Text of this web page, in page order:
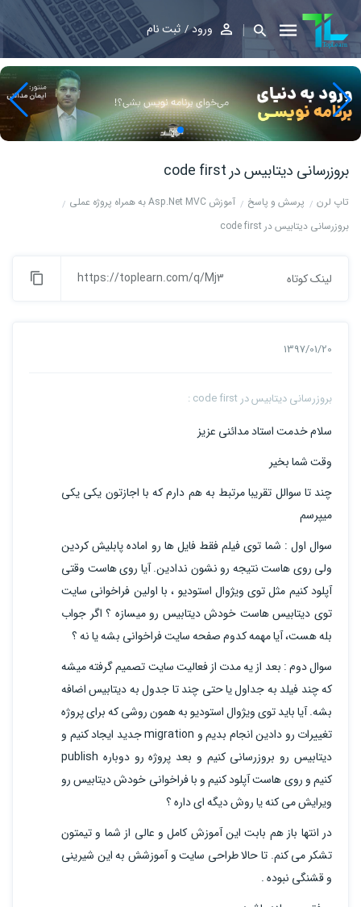
ورود ثبت نام
بروزرسانی دیتابیس در code first
تاپ لرن پرسش و پاسخ
آموزش Asp.Net MVC به همراه پروژه عملی
بروزرسانی دیتابیس در code first
لینک کوتاه https://toplearn.com/q/Mj3
1397/01/20
بروزرسانی دیتابیس در code first :
سلام خدمت استاد مدائنی عزیز
وقت شما بخیر
چند تا سوالل تقریبا مرتبط به هم دارم که با اجازتون یکی یکی
میپرسم
سوال اول : شما توی فیلم فقط فایل ها رو اماده پابلیش کردین
ولی روی هاست نتیجه رو نشون ندادین. آیا روی هاست وقتی
آپلود کنیم مثل توی ویژوال استودیو ، با اولین فراخوانی سایت
توی دیتابیس هاست خودش دیتابیس رو میسازه ؟ اگر جواب
بله هست، آیا مهمه کدوم صفحه سایت فراخوانی بشه یا نه ؟
سوال دوم : بعد از یه مدت از فعالیت سایت تصمیم گرفته میشه
که چند فیلد به جداول یا حتی چند تا جدول به دیتابیس اضافه
بشه. آیا باید توی ویژوال استودیو به همون روشی که برای پروژه
تغییرات رو دادین انجام بدیم و migration جدید ایجاد کنیم و
دیتابیس رو بروزرسانی کنیم و بعد پروژه رو دوباره publish
کنیم و روی هاست آپلود کنیم و با فراخوانی خودش دیتابیس رو
ویرایش می کنه یا روش دیگه ای داره ؟
در انتها باز هم بابت این آموزش کامل و عالی از شما و تیمتون
تشکر می کنم. تا حالا طراحی سایت و آموزشش به این شیرینی
و قشنگی نبوده .